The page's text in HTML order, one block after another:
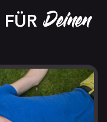
FÜR Deinen